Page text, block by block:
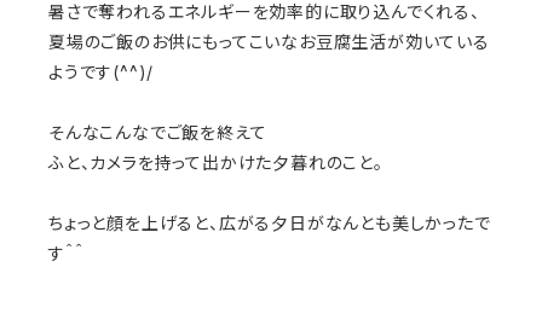
暑さで奪われるエネルギーを効率的に取り込んでくれる、
夏場のご飯のお供にもってこいなお豆腐生活が効いている
ようです(^^)/
そんなこんなでご飯を終えて
ふと、カメラを持って出かけた夕暮れのこと。
ちょっと顔を上げると、広がる夕日がなんとも美しかったで
す＾＾